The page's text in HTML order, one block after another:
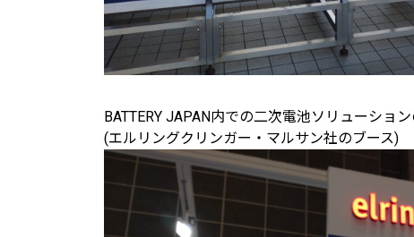
BATTERY JAPAN内での二次電池ソリューショ
(エルリングクリンガー・マルサン社のブース)